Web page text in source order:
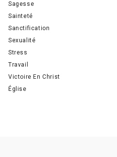
Sagesse
Sainteté
Sanctification
Sexualité
Stress
Travail
Victoire En Christ
Église